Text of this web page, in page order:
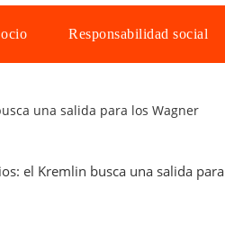
Responsabilidad social
una salida para los Wagner